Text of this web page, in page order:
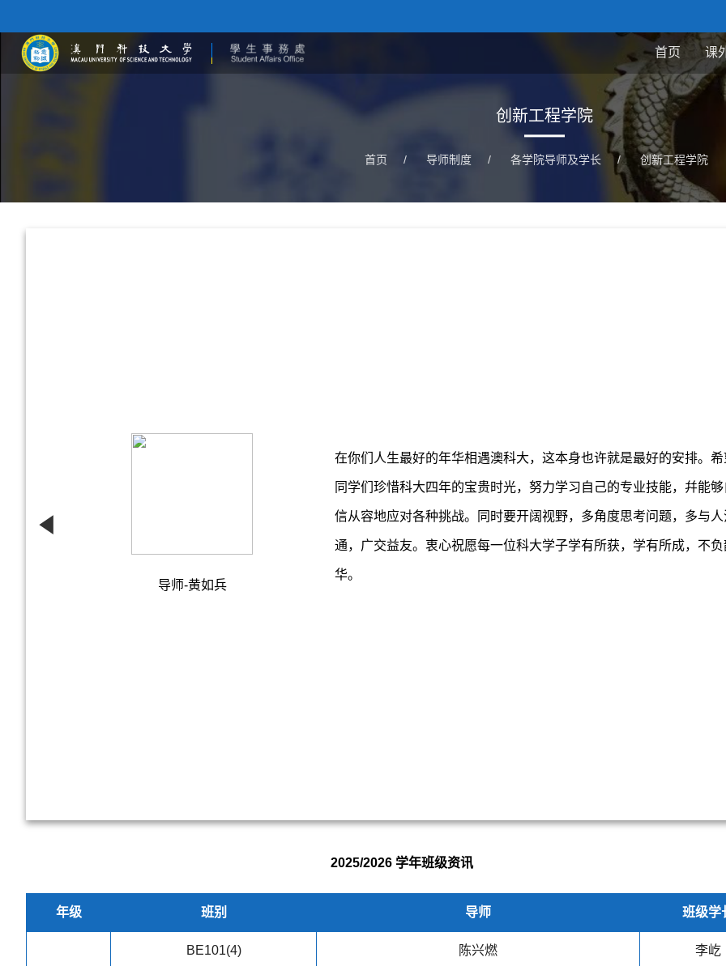
首页 课
创新工程学院
首页 / 导师制度 / 各学院导师及学长 / 创新工程学院
导师-黄如兵
在你们人生最好的年华相遇澳科大，这本身也许就是最好的安排。希
同学们珍惜科大四年的宝贵时光，努力学习自己的专业技能，幷能够
信从容地应对各种挑战。同时要开阔视野，多角度思考问题，多与人
通，广交益友。衷心祝愿每一位科大学子学有所获，学有所成，不负
华。
2025/2026 学年班级资讯
年级 班别 导师 班级学
BE101(4) 陈兴燃 李屹